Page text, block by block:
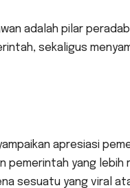
adalah pilar
sekaligus
apresiasi
pemerintah yang lebih
sesuatu yang viral